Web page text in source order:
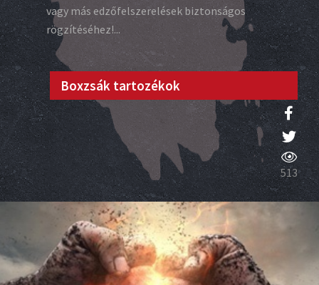
vagy más edzőfelszerelések biztonságos
rögzítéséhez!...
Boxzsák tartozékok
513